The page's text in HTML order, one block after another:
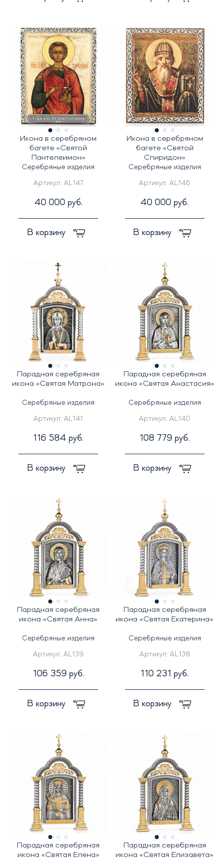
Икона в серебряном
багете «Святой
Пантелеимон»
Серебряные изделия
Артикул: AL147
40 000 руб.
В корзину
Икона в серебряном
багете «Святой
Спиридон»
Серебряные изделия
Артикул:AL146
40 000 руб.
В корзину
Парадная серебряная
икона «Святая Матрона»
Серебряные изделия
Артикул:AL141
116 584 руб.
В корзину
Парадная серебряная
икона «Святая Анастасия»
Серебряные изделия
Артикул:AL140
108 779 руб.
В корзину
Парадная серебряная
икона «Святая Анна»
Серебряные изделия
Артикул:AL139
106 359 руб.
В корзину
Парадная серебряная
икона «Святая Екатерина»
Серебряные изделия
Артикул: AL138
110 231 руб.
В корзину
Парадная серебряная
икона «Святая Елена»
Парадная серебряная
икона «Святая Елизавета»